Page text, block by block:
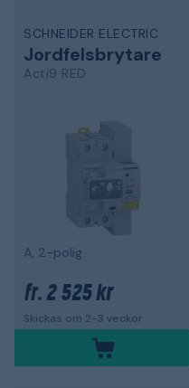
SCHNEIDER ELECTRIC
Jordfelsbrytare
Acti9 RED
A, 2-polig
fr. 2 525 kr
Skickas om 2-3 veckor